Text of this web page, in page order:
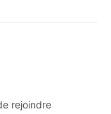
rejoindre